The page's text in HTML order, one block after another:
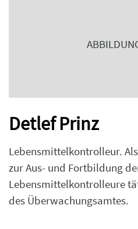
Detlef Prinz
Lebensmittelkontrolleur.
zur Aus- und Fortbildung
Lebensmittelkontrolleure
des Überwachungsamtes.